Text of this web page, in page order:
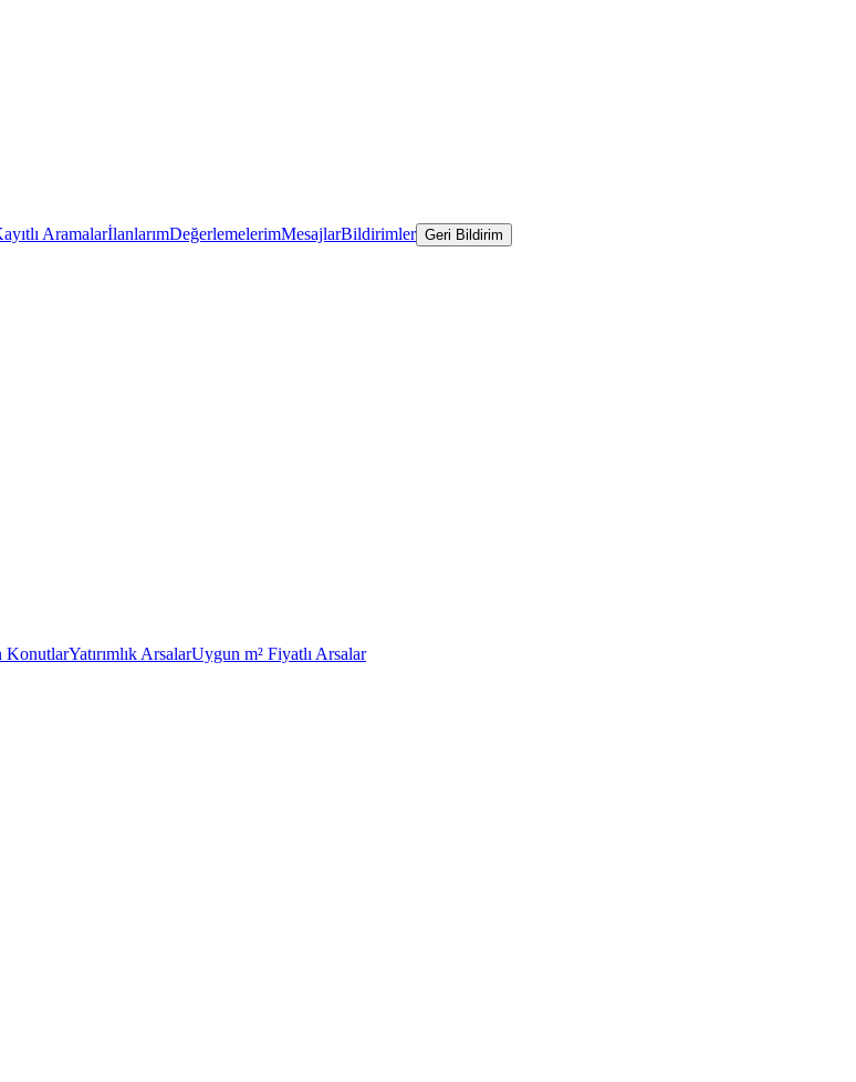
AramalarİlanlarımDeğerlemelerimMesajlarBildirimler Geri Bildirim
KonutlarYatırımlık ArsalarUygun m² Fiyatlı Arsalar